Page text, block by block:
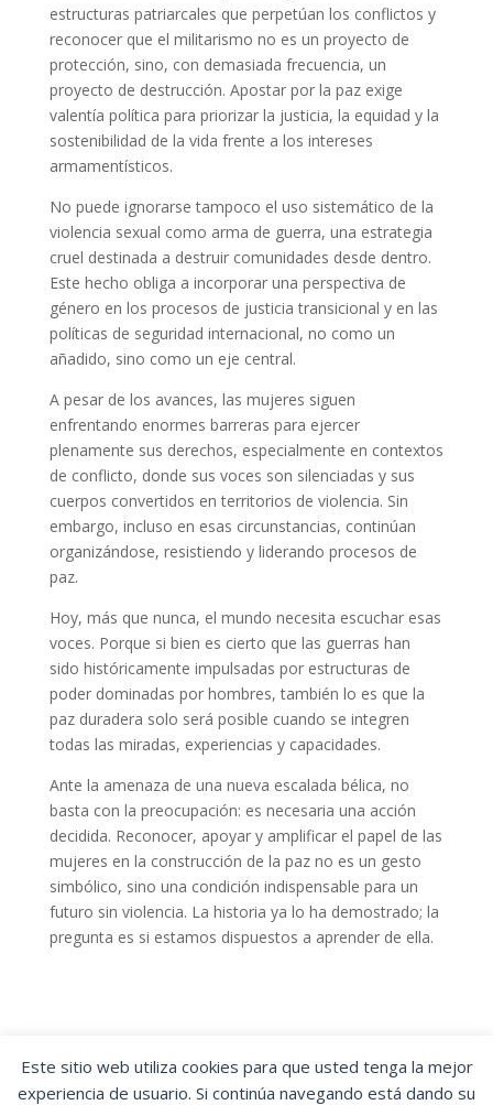
Este sitio web utiliza cookies para que usted tenga la mejor
experiencia de usuario. Si continúa navegando está dando su
estructuras patriarcales que perpetúan los conflictos y
reconocer que el militarismo no es un proyecto de
protección, sino, con demasiada frecuencia, un
proyecto de destrucción. Apostar por la paz exige
valentía política para priorizar la justicia, la equidad y la
sostenibilidad de la vida frente a los intereses
armamentísticos.
No puede ignorarse tampoco el uso sistemático de la
violencia sexual como arma de guerra, una estrategia
cruel destinada a destruir comunidades desde dentro.
Este hecho obliga a incorporar una perspectiva de
género en los procesos de justicia transicional y en las
políticas de seguridad internacional, no como un
añadido, sino como un eje central.
A pesar de los avances, las mujeres siguen
enfrentando enormes barreras para ejercer
plenamente sus derechos, especialmente en contextos
de conflicto, donde sus voces son silenciadas y sus
cuerpos convertidos en territorios de violencia. Sin
embargo, incluso en esas circunstancias, continúan
organizándose, resistiendo y liderando procesos de
paz.
Hoy, más que nunca, el mundo necesita escuchar esas
voces. Porque si bien es cierto que las guerras han
sido históricamente impulsadas por estructuras de
poder dominadas por hombres, también lo es que la
paz duradera solo será posible cuando se integren
todas las miradas, experiencias y capacidades.
Ante la amenaza de una nueva escalada bélica, no
basta con la preocupación: es necesaria una acción
decidida. Reconocer, apoyar y amplificar el papel de las
mujeres en la construcción de la paz no es un gesto
simbólico, sino una condición indispensable para un
futuro sin violencia. La historia ya lo ha demostrado; la
pregunta es si estamos dispuestos a aprender de ella.